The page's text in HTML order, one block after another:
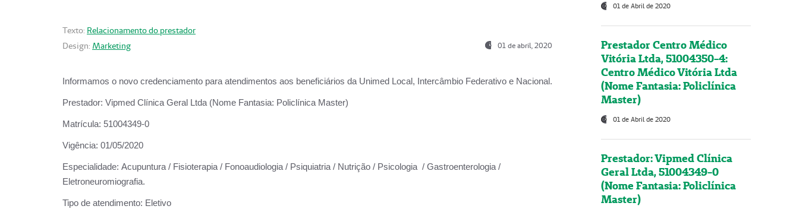
Texto: Relacionamento do prestador
Design: Marketing 01 de abril, 2020
Informamos o novo credenciamento para atendimentos aos beneficiários da Unimed Local, Intercâmbio Federativo e Nacional.
Prestador: Vipmed Clínica Geral Ltda (Nome Fantasia: Policlínica Master)
Matrícula: 51004349-0
Vigência: 01/05/2020
Especialidade: Acupuntura / Fisioterapia / Fonoaudiologia / Psiquiatria / Nutrição / Psicologia / Gastroenterologia /
Eletroneuromiografia.
Tipo de atendimento: Eletivo
01 de Abril de 2020
Prestador Centro Médico
Vitória Ltda, 51004350-4:
Centro Médico Vitória Ltda
(Nome Fantasia: Policlínica
Master)
01 de Abril de 2020
Prestador: Vipmed Clínica
Geral Ltda, 51004349-0
(Nome Fantasia: Policlínica
Master)